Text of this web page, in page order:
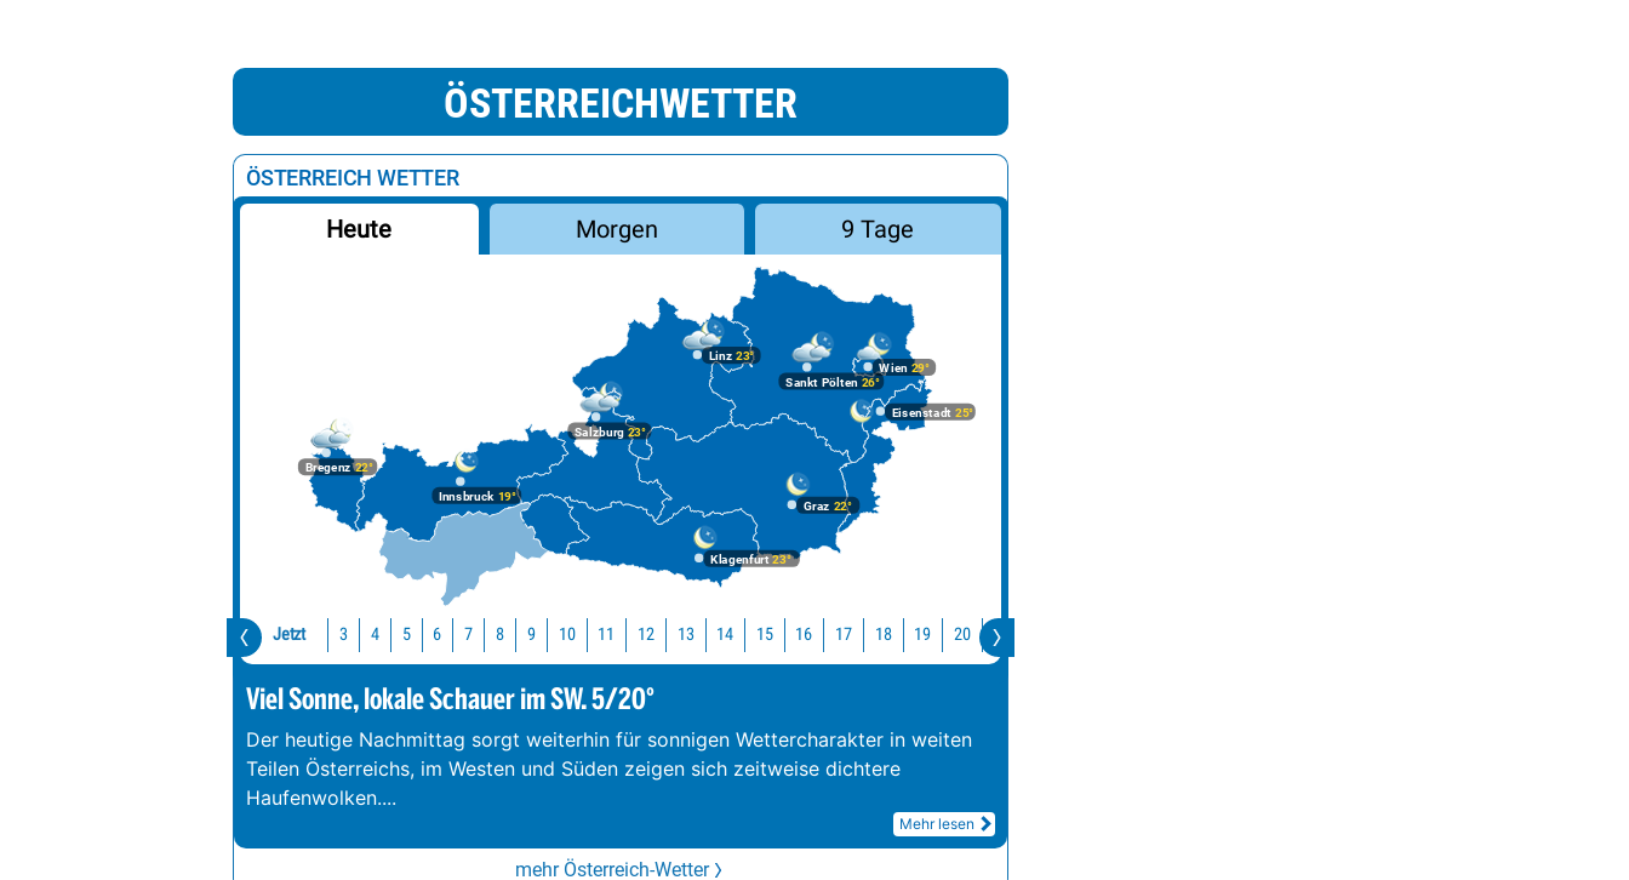
ÖSTERREICHWETTER
ÖSTERREICH WETTER
Heute Morgen 9 Tage
Bregenz22°
Graz 22°
Innsbruck19°
Klagenfurt23°
Linz 23°
Salzburg23°
Wien 29°
Eisenstadt 25°
Sankt Pölten 26°
Jetzt 3 4 5 6 7 8 9 10 11 12 13 14 15 16 17 18 19 20 21
Viel Sonne, lokale Schauer im SW. 5/20°
Der heutige Nachmittag sorgt weiterhin für sonnigen Wettercharakter in weiten
Teilen Österreichs, im Westen und Süden zeigen sich zeitweise dichtere
Haufenwolken....
Mehr lesen
mehr Österreich-Wetter